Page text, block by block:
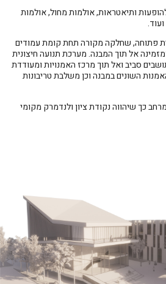
ותיאטראות, אולמות מחול, אולמות
פתוחה, שחלקה מקורה תחת קומת עמודים
אל תוך המבנה. מערכת תנועה חיצונית
סביב ואל תוך מרכז האמנויות ומעודדת
השונים במבנה וכן משלבת טריבונות
כך שיהווה נקודת ציון ולנדמרק מקומי